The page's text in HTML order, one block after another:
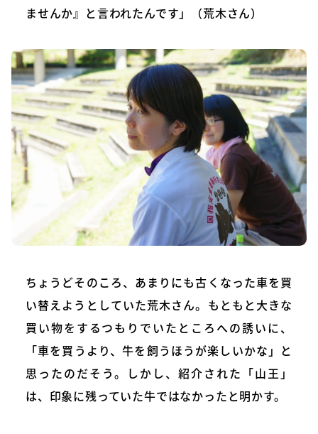
ませんか』と言われたんです」（荒木さん）
ちょうどそのころ、あまりにも古くなった車を買
い替えようとしていた荒木さん。もともと大きな
買い物をするつもりでいたところへの誘いに、
「車を買うより、牛を飼うほうが楽しいかな」と
思ったのだそう。しかし、紹介された「山王」
は、印象に残っていた牛ではなかったと明かす。